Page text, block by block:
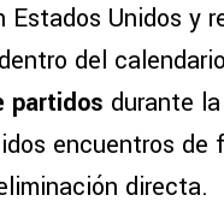
Estados Unidos y
del
partidos durante
encuentros de
directa.